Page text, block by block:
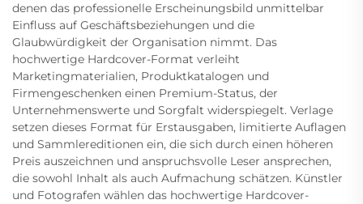
denen das professionelle Erscheinungsbild unmittelbar
Einfluss auf Geschäftsbeziehungen und die
Glaubwürdigkeit der Organisation nimmt. Das
hochwertige Hardcover-Format verleiht
Marketingmaterialien, Produktkatalogen und
Firmengeschenken einen Premium-Status, der
Unternehmenswerte und Sorgfalt widerspiegelt. Verlage
setzen dieses Format für Erstausgaben, limitierte Auflagen
und Sammlereditionen ein, die sich durch einen höheren
Preis auszeichnen und anspruchsvolle Leser ansprechen,
die sowohl Inhalt als auch Aufmachung schätzen. Künstler
und Fotografen wählen das hochwertige Hardcover-